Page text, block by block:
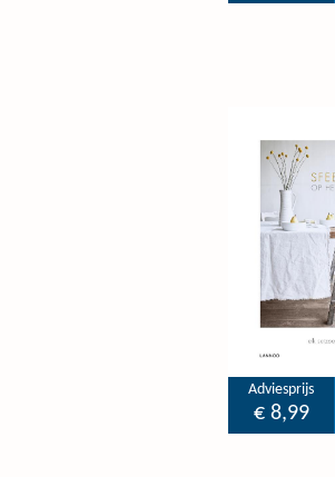
Adviesprijs
€ 8,99